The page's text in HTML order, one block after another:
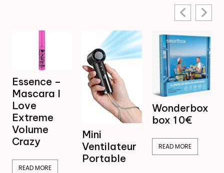
–
I
MORE
Ventilateur
Portable
Wonderbox
box 1 0€
READ MORE